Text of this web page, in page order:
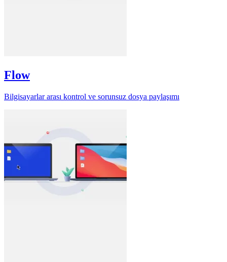
Flow
Bilgisayarlar arası kontrol ve sorunsuz dosya paylaşımı